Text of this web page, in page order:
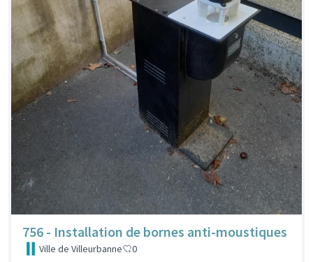
756 - Installation de bornes anti-moustiques
Ville de Villeurbanne 0